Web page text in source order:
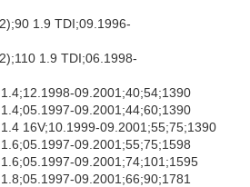
1.9 TDI;09.1996-
1.9 TDI;06.1998-
09.2001;40;54;1390
09.2001;44;60;1390
16V;10.1999-09.2001;55;75;1390
09.2001;55;75;1598
09.2001;74;101;1595
09.2001;66;90;1781